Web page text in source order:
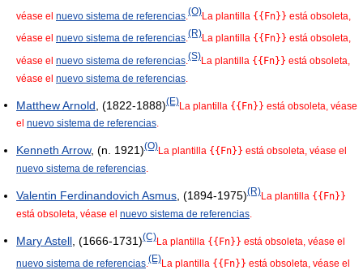
véase el nuevo sistema de referencias (O)La plantilla {{Fn}} está obsoleta,
véase el nuevo sistema de referencias.(R)La plantilla {{Fn}} está obsoleta,
véase el nuevo sistema de referencias (S)La plantilla {{Fn}} está obsoleta,
véase el nuevo sistema de referencias
Matthew Arnold , (1822-1888)(E)La plantilla {{Fn}} está obsoleta, véase
el nuevo sistema de referencias.
Kenneth Arrow, (n. 1921)(O)La plantilla {{Fn}} está obsoleta, véase el
nuevo sistema de referencias.
Valentin Ferdinandovich Asmus , (1894-1975)(R)La plantilla {{Fn}}
está obsoleta, véase el nuevo sistema de referencias
Mary Astell , (1666-1731)(C)La plantilla {{Fn}} está obsoleta, véase el
nuevo sistema de referencias.(E)La plantilla {{Fn}} está obsoleta, véase el